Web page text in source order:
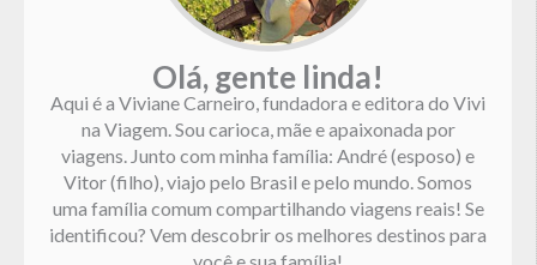
Olá, gente linda!
Aqui é a Viviane Carneiro, fundadora e editora do Vivi
na Viagem. Sou carioca, mãe e apaixonada por
viagens. Junto com minha família: André (esposo) e
Vitor (filho), viajo pelo Brasil e pelo mundo. Somos
uma família comum compartilhando viagens reais! Se
identificou? Vem descobrir os melhores destinos para